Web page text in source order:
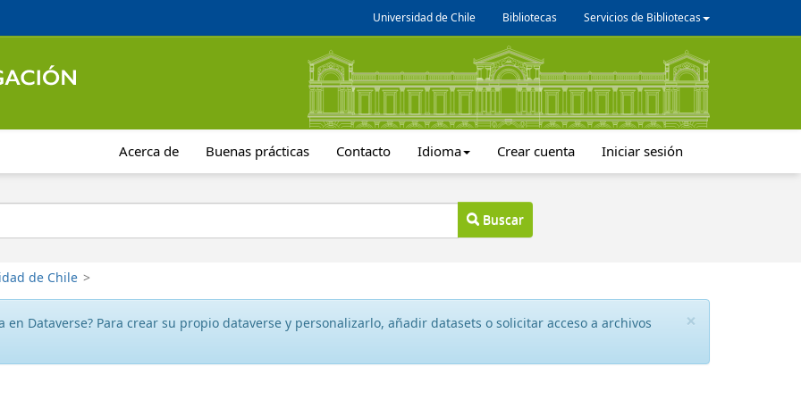
Universidad de Chile Bibliotecas Servicios de Bibliotecas
Acerca de Buenas prácticas Contacto Idioma Crear cuenta Iniciar sesión
Buscar
de Chile >
×
en Dataverse? Para crear su propio dataverse y personalizarlo, añadir datasets o solicitar acceso a archivos